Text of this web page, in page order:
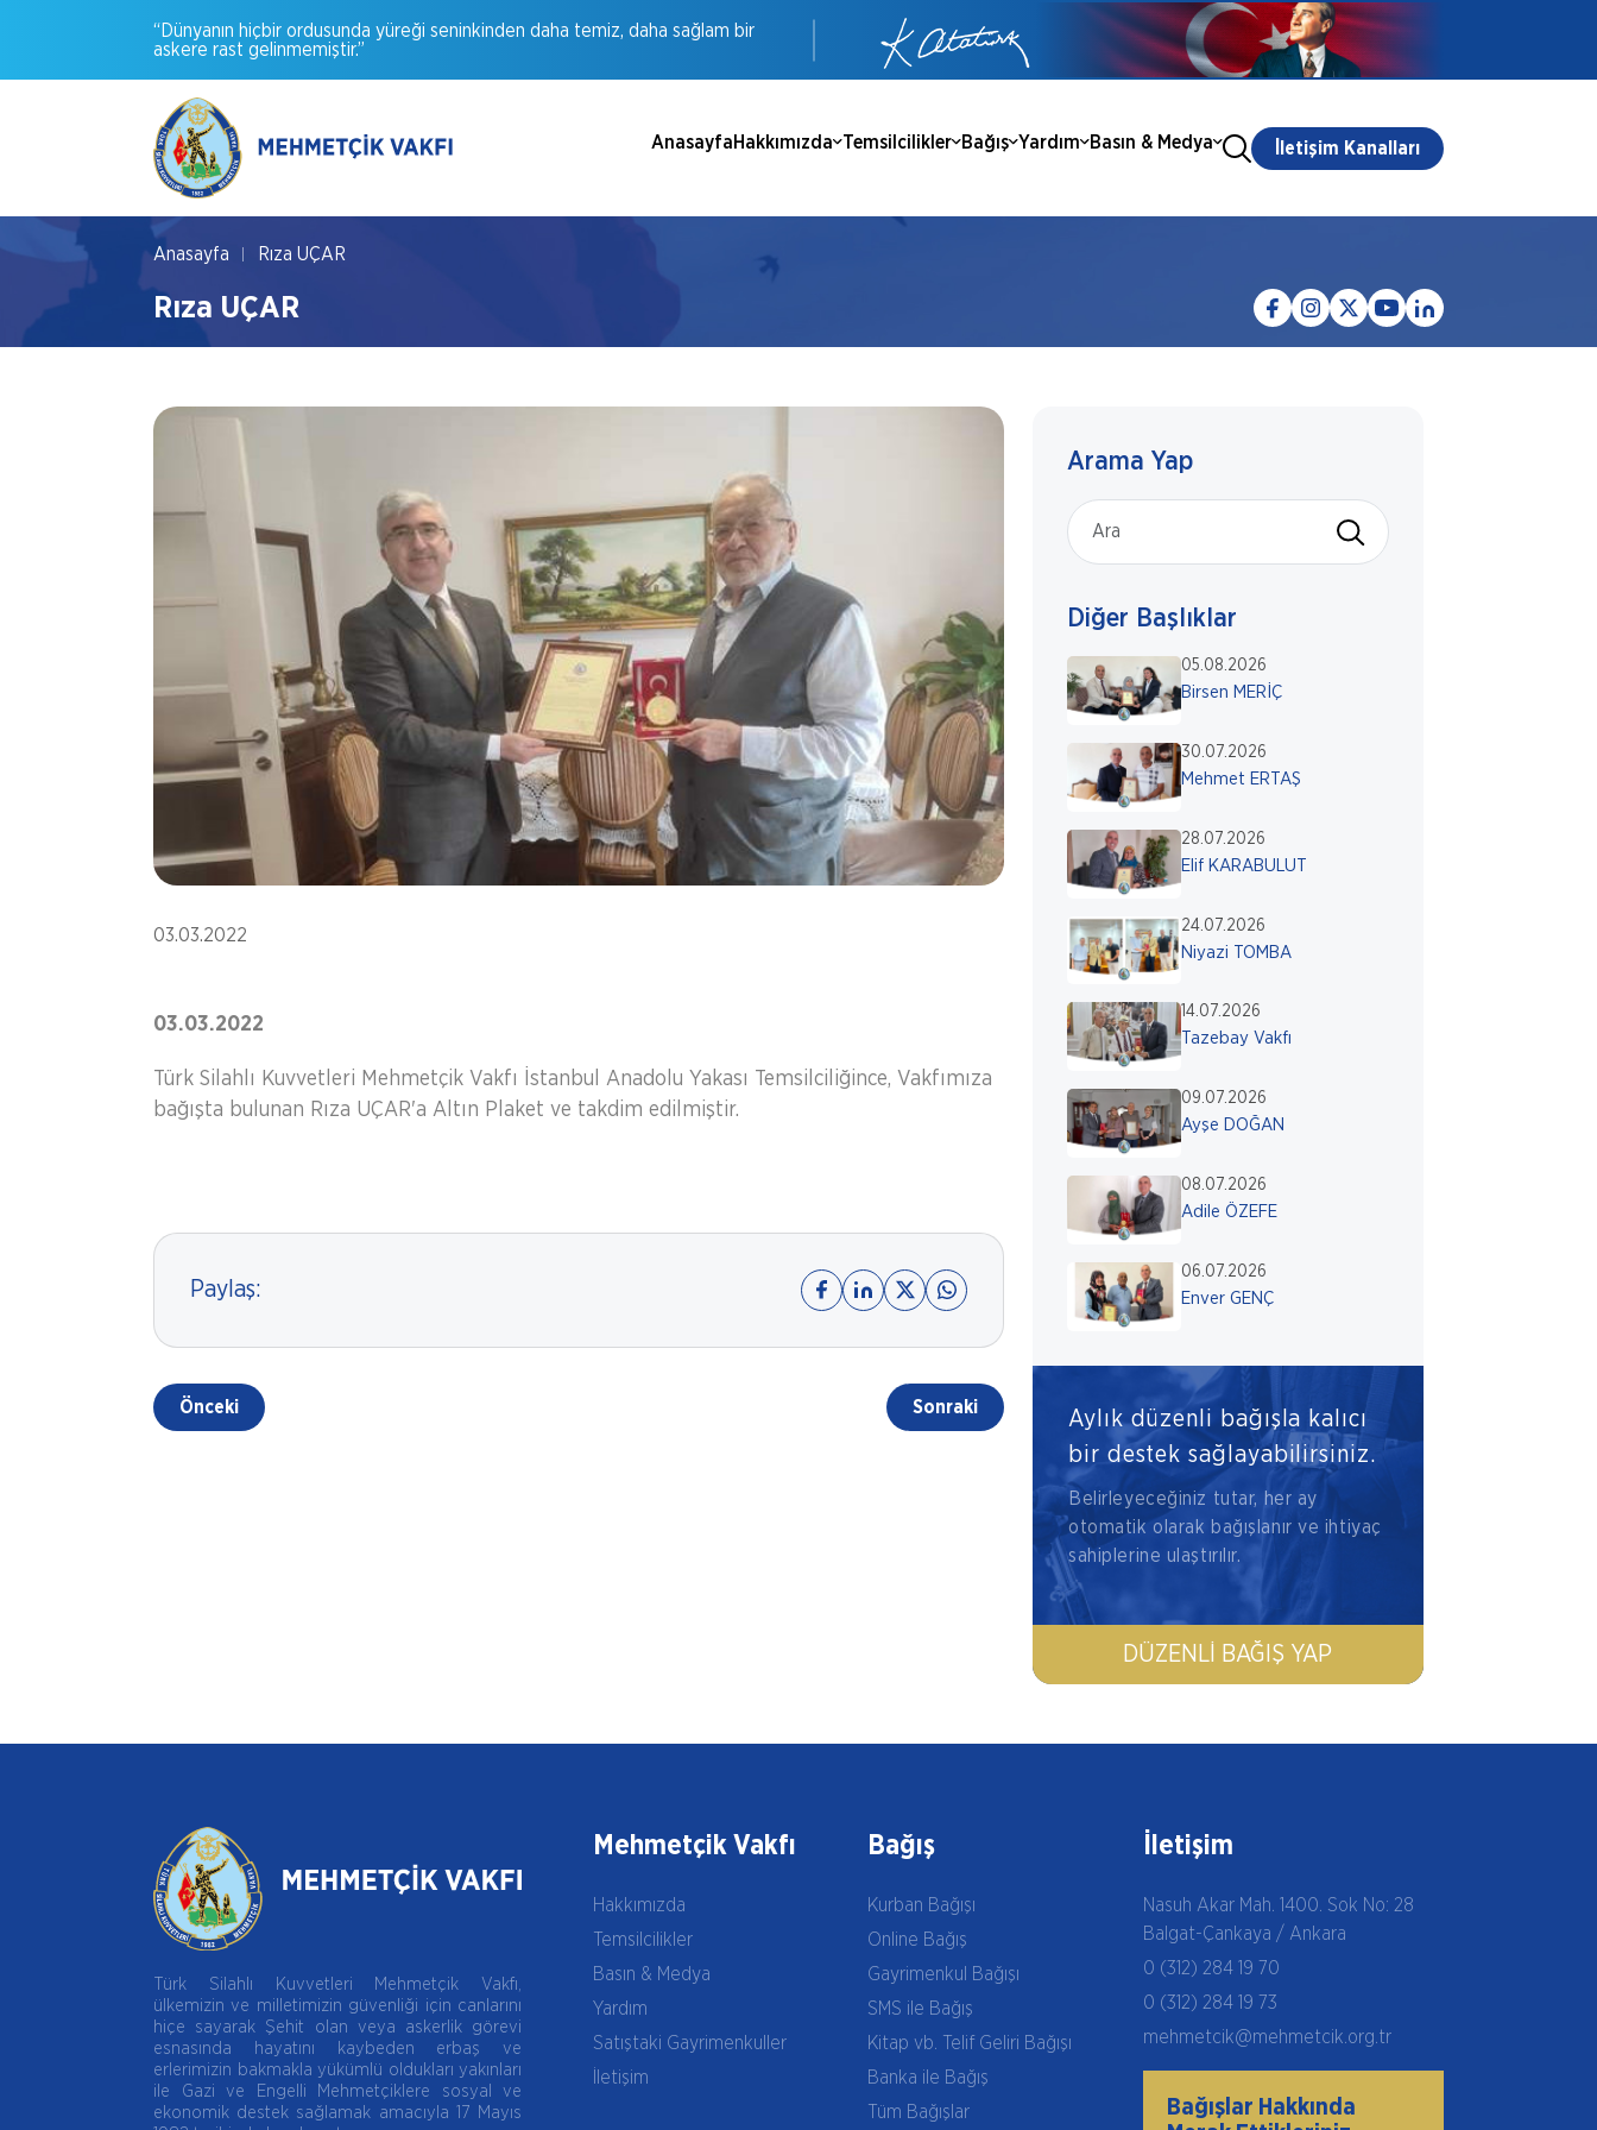
“Dünyanın hiçbir ordusunda yüreği seninkinden daha temiz, daha sağlam bir
askere rast gelinmemiştir.”
AnasayfaHakkımızda Temsilcilikler Bağış Yardım Basın & Medya İletişim Kanalları
Anasayfa Rıza UÇAR
Rıza UÇAR
03.03.2022
03.03.2022
Türk Silahlı Kuvvetleri Mehmetçik Vakfı İstanbul Anadolu Yakası Temsilciliğince, Vakfımıza
bağışta bulunan Rıza UÇAR'a Altın Plaket ve takdim edilmiştir.
Paylaş:
Önceki Sonraki
Arama Yap
Diğer Başlıklar
05.08.2026
Birsen MERİÇ
30.07.2026
Mehmet ERTAŞ
28.07.2026
Elif KARABULUT
24.07.2026
Niyazi TOMBA
14.07.2026
Tazebay Vakfı
09.07.2026
Ayşe DOĞAN
08.07.2026
Adile ÖZEFE
06.07.2026
Enver GENÇ
Aylık düzenli bağışla kalıcı
bir destek sağlayabilirsiniz.
Belirleyeceğiniz tutar, her ay
otomatik olarak bağışlanır ve ihtiyaç
sahiplerine ulaştırılır.
DÜZENLI BAĞIŞ YAP
Türk Silahlı Kuvvetleri Mehmetçik Vakfı,
ülkemizin ve milletimizin güvenliği için canlarını
hiçe sayarak Şehit olan veya askerlik görevi
esnasında hayatını kaybeden erbaş ve
erlerimizin bakmakla yükümlü oldukları yakınları
ile Gazi ve Engelli Mehmetçiklere sosyal ve
ekonomik destek sağlamak amacıyla 17 Mayıs
Mehmetçik Vakfı
Hakkımızda
Temsilcilikler
Basın & Medya
Yardım
Satıştaki Gayrimenkuller
İletişim
Bağış
Kurban Bağışı
Online Bağış
Gayrimenkul Bağışı
SMS ile Bağış
Kitap vb. Telif Geliri Bağışı
Banka ile Bağış
Tüm Bağışlar
İletişim
Nasuh Akar Mah. 1400. Sok No: 28
Balgat-Çankaya / Ankara
0 (312) 284 19 70
0 (312) 284 19 73
mehmetcik@mehmetcik.org.tr
Bağışlar Hakkında